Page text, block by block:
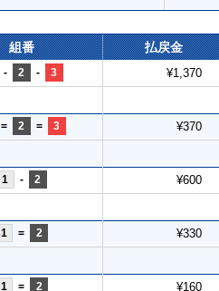
組番 払戻金
- 2 - 3 ¥1,370
= 2 = 3 ¥370
1 - 2 ¥600
1 = 2 ¥330
1 = 2 ¥160